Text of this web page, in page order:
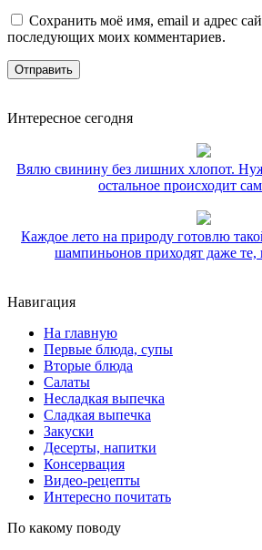
Сохранить моё имя, email и адрес
последующих моих комментариев.
Интересное сегодня
Вялю свинину без лишних хлопот.
остальное происходит
Каждое лето на природу готовлю
шампиньонов приходят даже те,
Навигация
На главную
Первые блюда, супы
Вторые блюда
Салаты
Несладкая выпечка
Сладкая выпечка
Закуски
Десерты, напитки
Консервация
Видео-рецепты
Интересно почитать
По какому поводу